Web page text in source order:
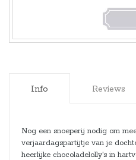
Info Reviews
Nog een snoeperij nodig om
verjaardagspartijtje van je
heerlijke chocoladelolly's in